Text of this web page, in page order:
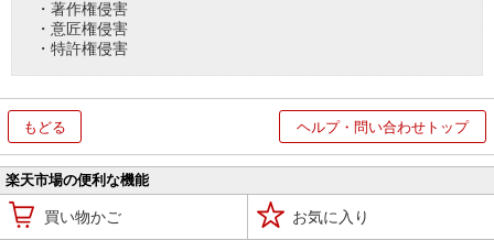
・著作権侵害
・意匠権侵害
・特許権侵害
もどる ヘルプ・問い合わせトップ
楽天市場の便利な機能
買い物かご お気に入り